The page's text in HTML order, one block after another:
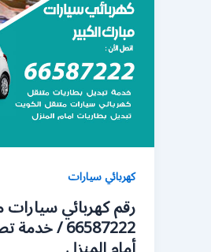
كهربائي سيارات
رقم كهربائي سيارات
66587222 /